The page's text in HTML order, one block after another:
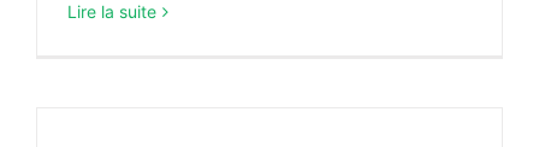
Lire la suite